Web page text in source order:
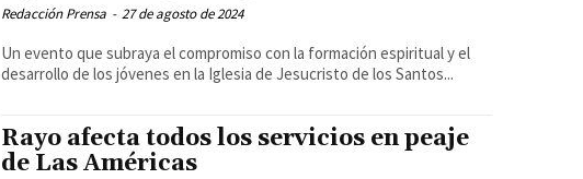
Redacción Prensa - 27 de agosto de 2024
Un evento que subraya el compromiso con la formación espiritual y el
desarrollo de los jóvenes en la Iglesia de Jesucristo de los Santos...
Rayo afecta todos los servicios en peaje
de Las Américas